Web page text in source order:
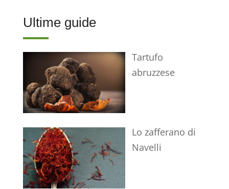
Ultime guide
Tartufo
abruzzese
Lo zafferano di
Navelli